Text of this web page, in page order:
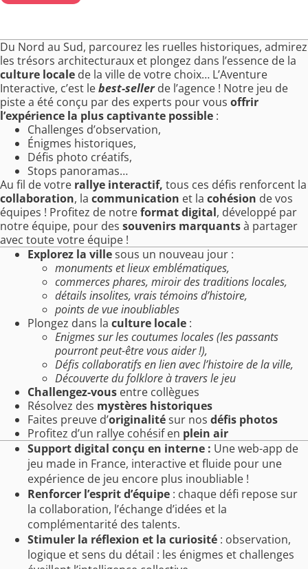
Du Nord au Sud, parcourez les ruelles historiques, admirez
les trésors architecturaux et plongez dans l’essence de la
culture locale de la ville de votre choix… L’Aventure
Interactive, c’est lebest-sellerde l’agence ! Notre jeu de
piste a été conçu par des experts pour vous offrir
l’expérience la plus captivante possible :
Challenges d’observation,
Énigmes historiques,
Défis photo créatifs,
Stops panoramas…
Au fil de votre rallye interactif, tous ces défis renforcent la
collaboration, la communication et la cohésion de vos
équipes ! Profitez de notreformat digital, développé par
notre équipe, pour des souvenirs marquantsà partager
avec toute votre équipe !
Explorez la villesous un nouveau jour :
monuments et lieux emblématiques,
commerces phares, miroir des traditions locales,
détails insolites, vrais témoins d’histoire,
points de vue inoubliables
Plongez dans la culture locale :
Enigmes sur les coutumes locales (les passants
pourront peut-être vous aider !),
Défis collaboratifs en lien avec l’histoire de la ville,
Découverte du folklore à travers le jeu
Challengez-vous entre collègues
Résolvez des mystères historiques
Faites preuve d’originalitésur nos défis photos
Profitez d’un rallye cohésif en plein air
Support digital conçu en interne : Une web-app de
jeu made in France, interactive et fluide pour une
expérience de jeu encore plus inoubliable !
Renforcer l’esprit d’équipe : chaque défi repose sur
la collaboration, l’échange d’idées et la
complémentarité des talents.
Stimuler la réflexion et la curiosité : observation,
logique et sens du détail : les énigmes et challenges